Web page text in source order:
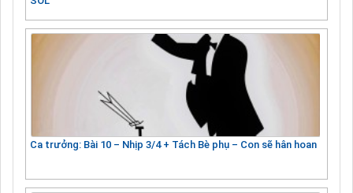
Ca trưởng: Bài 10 – Nhịp 3/4 + Tách Bè phụ – Con sẽ hân hoan